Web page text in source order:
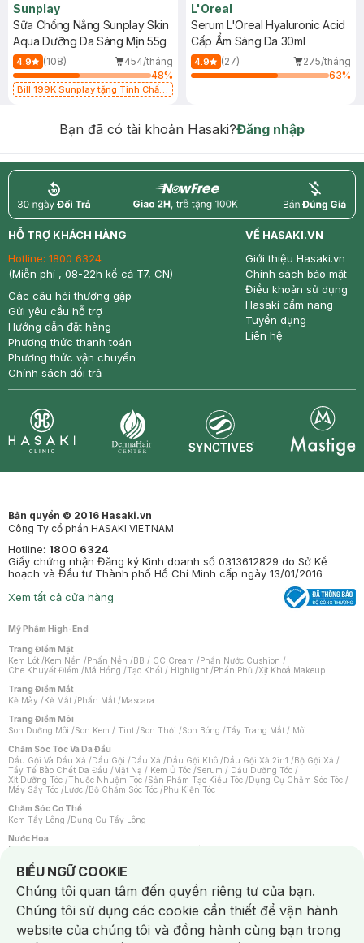
Sunplay
Sữa Chống Nắng Sunplay Skin
Aqua Dưỡng Da Sáng Mịn 55g
4.9 (108)
454/tháng
48%
Bill 199K Sunplay tặng Tinh Chất
L'Oreal
Serum L'Oreal Hyaluronic Acid
Cấp Ẩm Sáng Da 30ml
4.9 (27)
275/tháng
63%
Bạn đã có tài khoản Hasaki?Đăng nhập
return nowfree price
HỖ TRỢ KHÁCH HÀNG
Hotline: 1800 6324
(Miễn phí , 08-22h kể cả T7, CN)
Các câu hỏi thường gặp
Gửi yêu cầu hỗ trợ
Hướng dẫn đặt hàng
Phương thức thanh toán
Phương thức vận chuyển
Chính sách đổi trả
VỀ HASAKI.VN
Giới thiệu Hasaki.vn
Chính sách bảo mật
Điều khoản sử dụng
Hasaki cẩm nang
Tuyển dụng
Liên hệ
Bản quyền © 2016 Hasaki.vn
Công Ty cổ phần HASAKI VIETNAM
Hotline: 1800 6324
Giấy chứng nhận Đăng ký Kinh doanh số 0313612829 do Sở Kế
hoạch và Đầu tư Thành phố Hồ Chí Minh cấp ngày 13/01/2016
Xem tất cả cửa hàng
Mỹ Phẩm High-End
Trang Điểm Mặt
Kem Lót /Kem Nền /Phấn Nền /BB / CC Cream /Phấn Nước Cushion /
Che Khuyết Điểm /Má Hồng /Tạo Khối / Highlight /Phấn Phủ /Xịt Khoá Makeup
Trang Điểm Mắt
Kẻ Mày /Kẻ Mắt /Phấn Mắt /Mascara
Trang Điểm Môi
Son Dưỡng Môi /Son Kem / Tint /Son Thỏi /Son Bóng /Tẩy Trang Mắt / Môi
Chăm Sóc Tóc Và Da Đầu
Dầu Gội Và Dầu Xả /Dầu Gội /Dầu Xả /Dầu Gội Khô /Dầu Gội Xả 2in1 /Bộ Gội Xả /
Tẩy Tế Bào Chết Da Đầu /Mặt Nạ / Kem Ủ Tóc /Serum / Dầu Dưỡng Tóc /
Xịt Dưỡng Tóc /Thuốc Nhuộm Tóc /Sản Phẩm Tạo Kiểu Tóc /Dụng Cụ Chăm Sóc Tóc /
Máy Sấy Tóc /Lược /Bộ Chăm Sóc Tóc /Phụ Kiện Tóc
Chăm Sóc Cơ Thể
Kem Tẩy Lông /Dụng Cụ Tẩy Lông
Nước Hoa
Nước Hoa Nữ
Chăm Sóc Cá Nhân
Chống Muỗi /Khẩu Trang /Máy Massage/Mặt Nạ Xông Hơi /Nước Rửa Tay/
Sản Phẩm Chăm Sóc Khác /Bàn Chải Đánh Răng /Bàn Chải Điện/
Hỗ Trợ Trắng Răng/Kem Đánh Răng /Máy Tăm Nước/ Nước Súc Miệng/
Tăm / Chỉ Nha Khoa/ Xịt Thơm Miệng / Dung Dịch Vệ Sinh/Dưỡng Vùng Kín/
Khăn Ướt Vệ Sinh Vùng Kín/Băng Vệ Sinh/Tampon/Bọt Cạo Râu /Dao Cạo Râu/
Máy Cạo Râu
BIỂU NGỮ COOKIE
Notice about cookies usage
Chúng tôi quan tâm đến quyền riêng tư của bạn.
Chúng tôi sử dụng các cookie cần thiết để vận hành
website của chúng tôi và đồng hành cùng bạn trong